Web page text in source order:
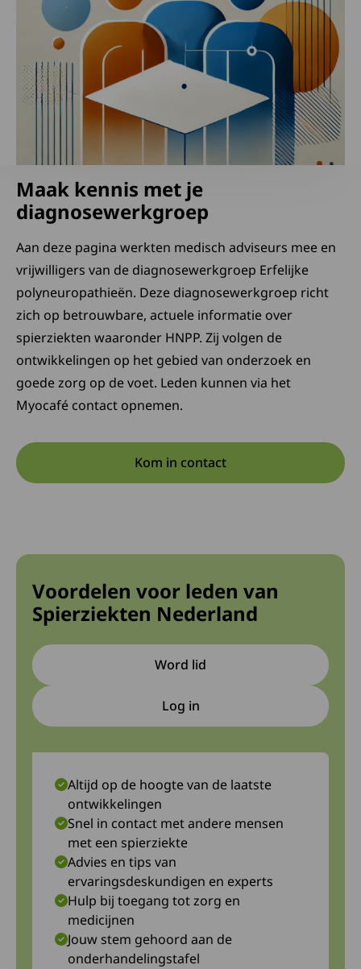
Maak kennis met je
diagnosewerkgroep
Aan deze pagina werkten medisch adviseurs mee en
vrijwilligers van de diagnosewerkgroep Erfelijke
polyneuropathieën. Deze diagnosewerkgroep richt
zich op betrouwbare, actuele informatie over
spierziekten waaronder HNPP. Zij volgen de
ontwikkelingen op het gebied van onderzoek en
goede zorg op de voet. Leden kunnen via het
Myocafé contact opnemen.
Kom in contact
Voordelen voor leden van
Spierziekten Nederland
Word lid
Log inDeze link gaat naar een
Altijd op de hoogte van de laatste
ontwikkelingen
Snel in contact met andere mensen
met een spierziekte
Advies en tips van
ervaringsdeskundigen en experts
Hulp bij toegang tot zorg en
medicijnen
Jouw stem gehoord aan de
onderhandelingstafel